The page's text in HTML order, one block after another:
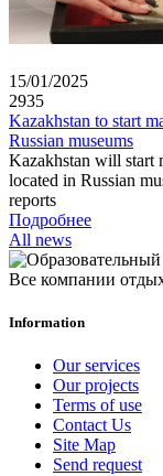
15/01/2025
2935
Kazakhstan to start
Russian museums
Kazakhstan will start
located in Russian
reports
Подробнее
All news
Все компании
Information
Our services
Our projects
Terms of use
Contact Us
Site Map
Send request